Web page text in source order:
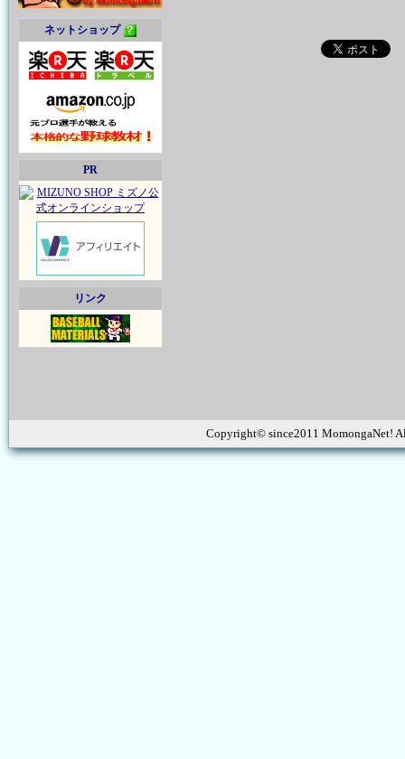
ネットショップ
PR
リンク
Copyright© since2011 MomongaNet!